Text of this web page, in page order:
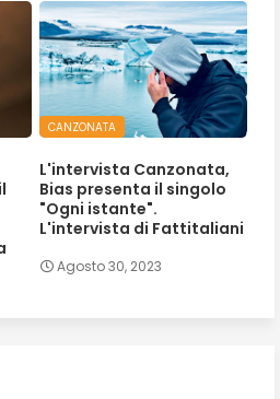
CANZONATA
L'intervista Canzonata,
Bias presenta il singolo
"Ogni istante".
L'intervista di Fattitaliani
Agosto 30, 2023